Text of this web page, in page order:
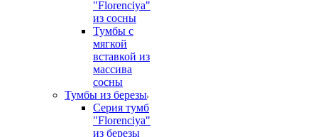
"Florenciya"
из сосны
Тумбы с
мягкой
вставкой из
массива
сосны
Тумбы из березы
Серия тумб
"Florenciya"
из березы